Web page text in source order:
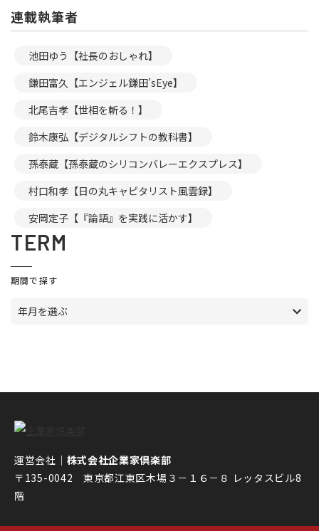
連載執筆者
池田ゆう【社長のおしゃれ】
鎌田富久【エンジェル鎌田’sEye】
北尾吉孝【世相を斬る！】
鈴木康弘【デジタルシフトの教科書】
孫泰蔵【孫泰蔵のシリコンバレーエクスプレス】
村口和孝【日の丸キャピタリスト風雲録】
安岡定子【『論語』を実践に活かす】
TERM
期間で探す
年月を選ぶ
運営会社｜ 株式会社企業家倶楽部
〒135-0042 東京都江東区木場３－１６－８ レッタスビル8
階